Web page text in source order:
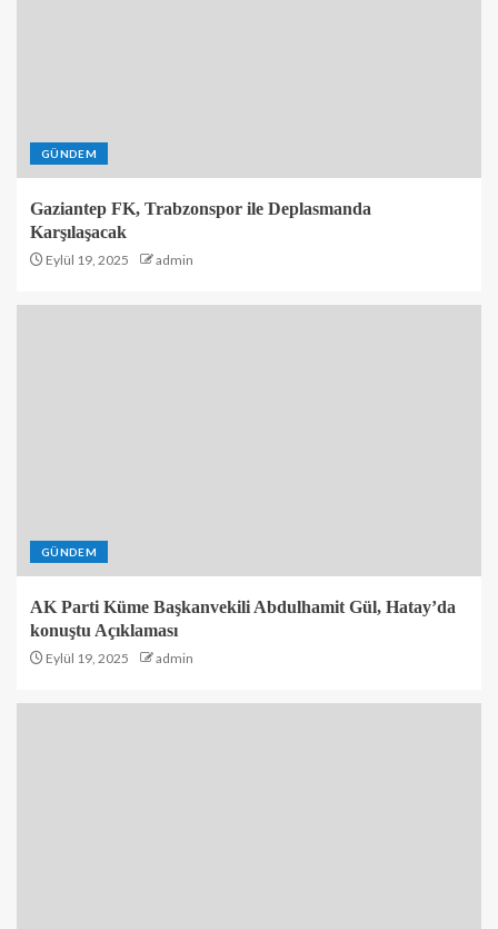
GÜNDEM
Gaziantep FK, Trabzonspor ile Deplasmanda
Karşılaşacak
Eylül 19, 2025 admin
GÜNDEM
AK Parti Küme Başkanvekili Abdulhamit Gül, Hatay’da
konuştu Açıklaması
Eylül 19, 2025 admin